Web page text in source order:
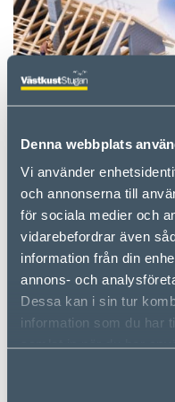
Denna webbplats
Vi använder
och annonserna till
för sociala medier och
vidarebefordrar även
information från din
annons- och
Dessa kan i sin tur
information som du har
samlat in när du har
Hur går det till att
och